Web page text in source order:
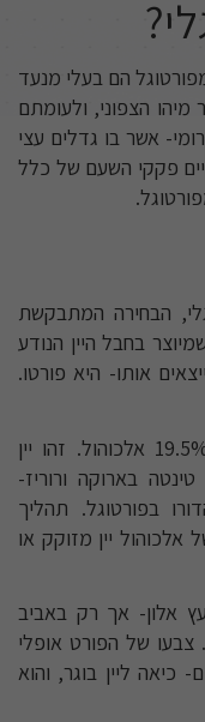
הם בעלי מנעד
מיהו הצפוני, ולעומתם
אשר בו גדלים עצי
פקקי השעם של כלל
הבחירה המתבקשת
בחבל היין הנודע
אותו- היא פורטו.
כך, למשל, פורט אופלי טאוני, מכיל 19.5% אלכוהול. זהו יין
בארוקה ורוריז-
בפורטוגל. תהליך
יין מזוקק או
אלון- אך רק באביב
צבעו של הפורט אופלי
כיאה ליין בוגר, והוא